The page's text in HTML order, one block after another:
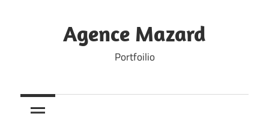
Agence Mazard
Portfoilio